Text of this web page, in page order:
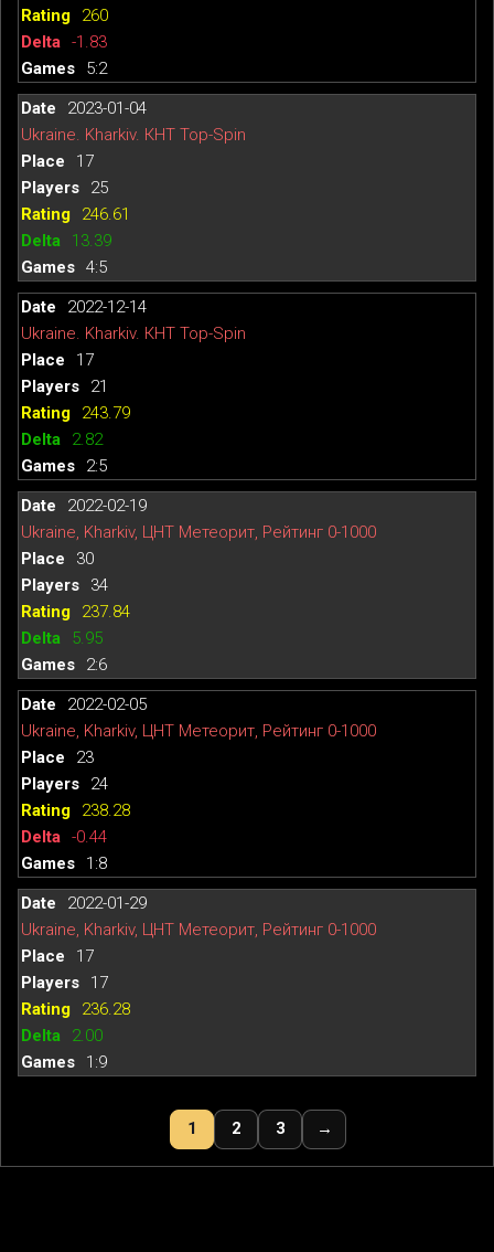
260
-1.83
5:2
2023-01-04
Ukraine. Kharkiv. КНТ Top-Spin
17
25
246.61
13.39
4:5
2022-12-14
Ukraine. Kharkiv. КНТ Top-Spin
17
21
243.79
2.82
2:5
2022-02-19
Ukraine, Kharkiv, ЦНТ Метеорит, Рейтинг 0-1000
30
34
237.84
5.95
2:6
2022-02-05
Ukraine, Kharkiv, ЦНТ Метеорит, Рейтинг 0-1000
23
24
238.28
-0.44
1:8
2022-01-29
Ukraine, Kharkiv, ЦНТ Метеорит, Рейтинг 0-1000
17
17
236.28
2.00
1:9
1 2 3 →